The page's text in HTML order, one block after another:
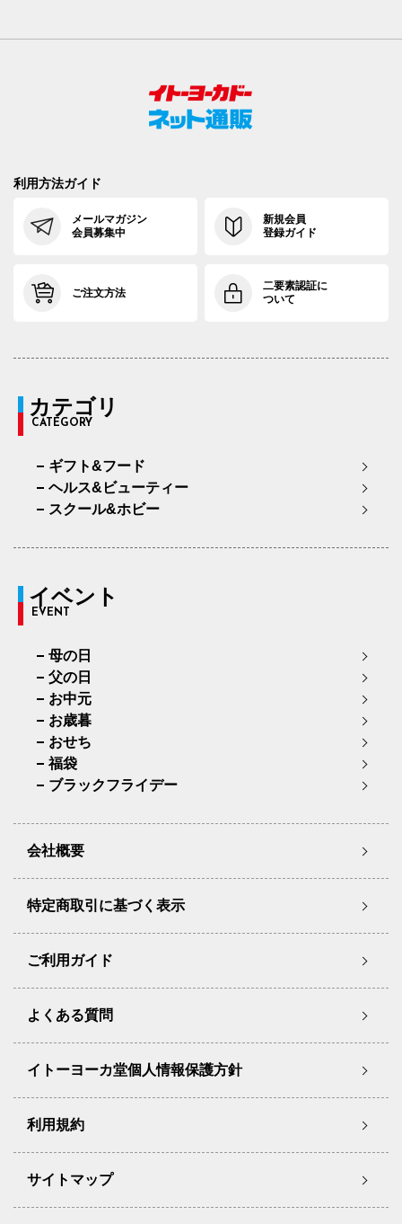
利用方法ガイド
メールマガジン
会員募集中
新規会員
登録ガイド
ご注文方法
二要素認証に
ついて
カテゴリ
CATEGORY
ギフト&フード
ヘルス&ビューティー
スクール&ホビー
イベント
EVENT
母の日
父の日
お中元
お歳暮
おせち
福袋
ブラックフライデー
会社概要
特定商取引に基づく表示
ご利用ガイド
よくある質問
イトーヨーカ堂個人情報保護方針
利用規約
サイトマップ